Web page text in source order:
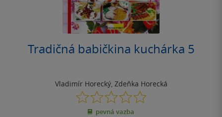
Tradičná babičkina kuchárka 5
Vladimír Horecký, Zdeňka Horecká
0.0
z
5
pevná vazba